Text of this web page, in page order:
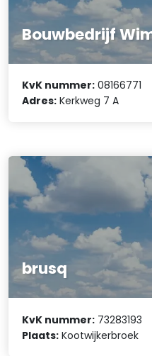
Bouwbedrijf
KvK nummer: 08166771
Adres: Kerkweg 7 A
brusq
KvK nummer: 73283193
Plaats: Kootwijkerbroek